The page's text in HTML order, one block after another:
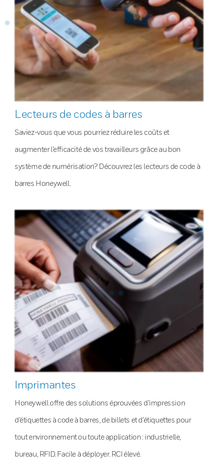
Lecteurs de codes à barres
Saviez-vous que vous pourriez réduire les coûts et
augmenter l’efficacité de vos travailleurs grâce au bon
système de numérisation? Découvrez les lecteurs de code à
barres Honeywell.
Imprimantes
Honeywell offre des solutions éprouvées d’impression
d’étiquettes à code à barres, de billets et d’étiquettes pour
tout environnement ou toute application : industrielle,
bureau, RFID. Facile à déployer. RCI élevé.